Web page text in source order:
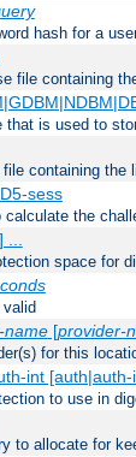
hash for a
file containing
is used to
containing
sess
the
...
space for
name[provider-
for this
int [auth|auth-
to use in
to allocate for